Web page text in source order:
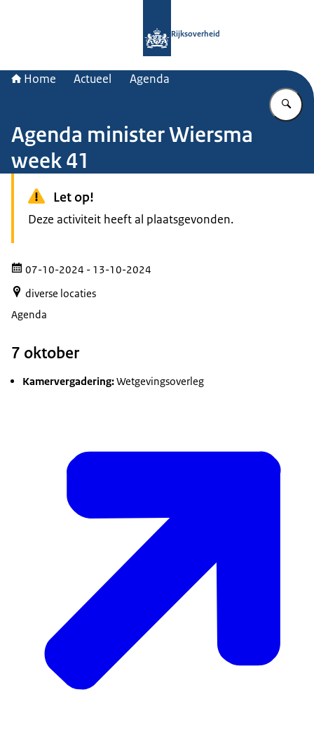
Rijksoverheid
Home Actueel Agenda
Agenda minister Wiersma
week 41
Let op!
Deze activiteit heeft al plaatsgevonden.
07-10-2024 - 13-10-2024
diverse locaties
Agenda
7 oktober
Kamervergadering:Wetgevingsoverleg